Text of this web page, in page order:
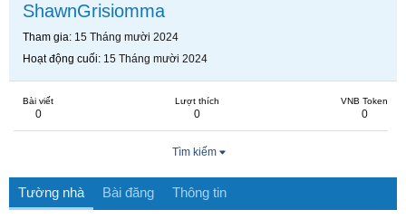
ShawnGrisiomma
Tham gia 15 Tháng mười 2024
Hoạt động cuối 15 Tháng mười 2024
Bài viết
0
Lượt thích
0
VNB Token
0
Tìm kiếm
Tường nhà Bài đăng Thông tin